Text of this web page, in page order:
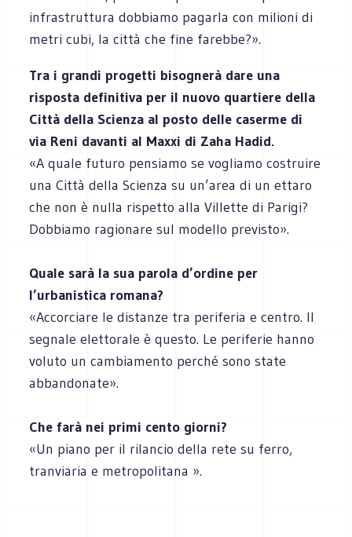
infrastruttura dobbiamo pagarla con milioni di
metri cubi, la città che fine farebbe?».
Tra i grandi progetti bisognerà dare una
risposta definitiva per il nuovo quartiere della
Città della Scienza al posto delle caserme di
via Reni davanti al Maxxi di Zaha Hadid.
«A quale futuro pensiamo se vogliamo costruire
una Città della Scienza su un’area di un ettaro
che non è nulla rispetto alla Villette di Parigi?
Dobbiamo ragionare sul modello previsto».
Quale sarà la sua parola d’ordine per
l’urbanistica romana?
«Accorciare le distanze tra periferia e centro. Il
segnale elettorale è questo. Le periferie hanno
voluto un cambiamento perché sono state
abbandonate».
Che farà nei primi cento giorni?
«Un piano per il rilancio della rete su ferro,
tranviaria e metropolitana ».